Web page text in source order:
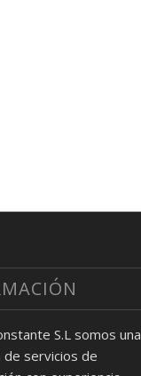
S.L somos una
servicios de